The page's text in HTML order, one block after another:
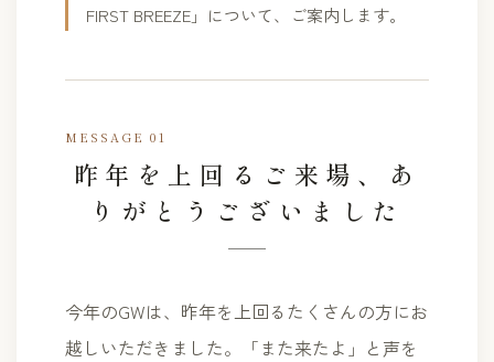
FIRST BREEZE」について、ご案内します。
MESSAGE 01
昨年を上回るご来場、あ
りがとうございました
今年のGWは、昨年を上回るたくさんの方にお
越しいただきました。「また来たよ」と声を